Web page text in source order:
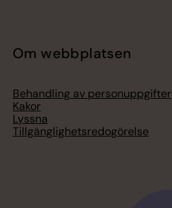
Om webbplatsen
Behandling av personuppgifter
Kakor
Lyssna
Tillgänglighetsredogörelse